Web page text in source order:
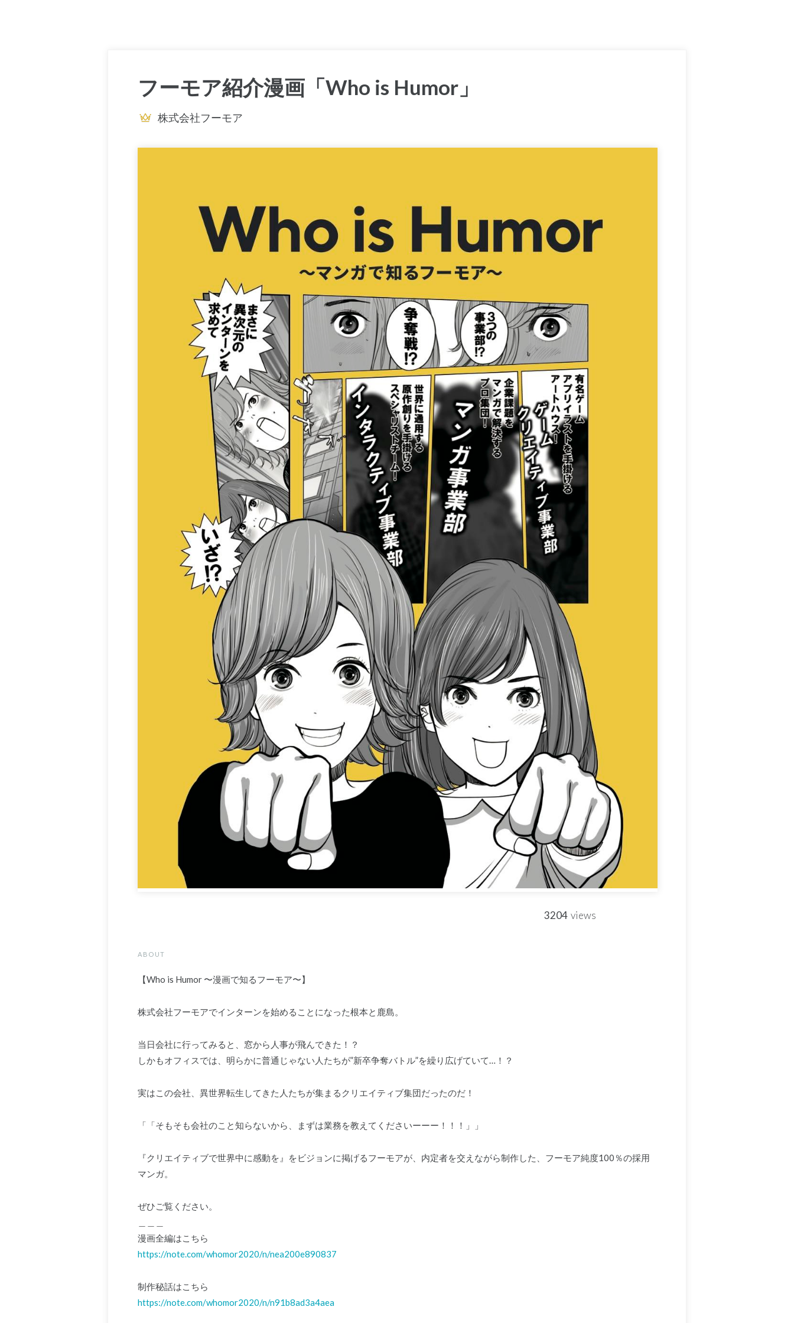
フーモア紹介漫画「Who is Humor」
株式会社フーモア
3204 views
ABOUT
【Who is Humor 〜漫画で知るフーモア〜】
株式会社フーモアでインターンを始めることになった根本と鹿島。
当日会社に行ってみると、窓から人事が飛んできた！？
しかもオフィスでは、明らかに普通じゃない人たちが”新卒争奪バトル”を繰り広げていて…！？
実はこの会社、異世界転生してきた人たちが集まるクリエイティブ集団だったのだ！
「「そもそも会社のこと知らないから、まずは業務を教えてくださいーーー！！！」」
『クリエイティブで世界中に感動を』をビジョンに掲げるフーモアが、内定者を交えながら制作した、フーモア純度100％の採用
マンガ。
ぜひご覧ください。
漫画全編はこちら
https://note.com/whomor2020/n/nea200e890837
制作秘話はこちら
https://note.com/whomor2020/n/n91b8ad3a4aea